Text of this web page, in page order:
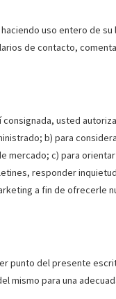
uso entero de su
de contacto,
usted
b) para
mercado; c) para
responder
a fin de ofrecerle
punto del presente
mismo para una